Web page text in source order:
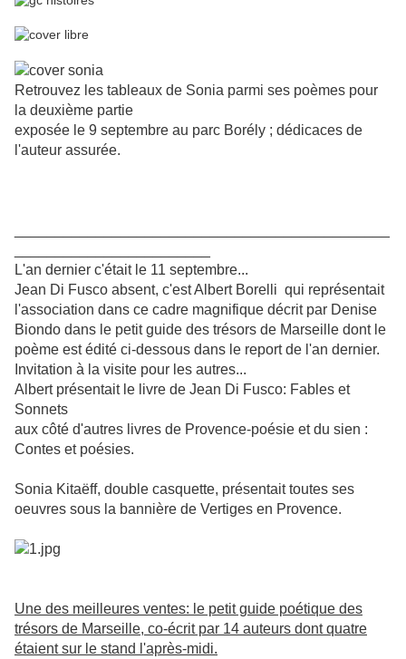
Retrouvez les tableaux de Sonia parmi ses poèmes pour
la deuxième partie
exposée le 9 septembre au parc Borély ; dédicaces de
l'auteur assurée.
L'an dernier c'était le 11 septembre...
Jean Di Fusco absent, c'est Albert Borelli qui représentait
l'association dans ce cadre magnifique décrit par Denise
Biondo dans le petit guide des trésors de Marseille dont le
poème est édité ci-dessous dans le report de l'an dernier.
Invitation à la visite pour les autres...
Albert présentait le livre de Jean Di Fusco: Fables et
Sonnets
aux côté d'autres livres de Provence-poésie et du sien :
Contes et poésies.
Sonia Kitaëff, double casquette, présentait toutes ses
oeuvres sous la bannière de Vertiges en Provence.
Une des meilleures ventes: le petit guide poétique des
trésors de Marseille, co-écrit par 14 auteurs dont quatre
étaient sur le stand l'après-midi.